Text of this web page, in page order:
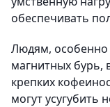
обеспечивать
Людям,
магнитных бурь,
крепких
могут усугубить